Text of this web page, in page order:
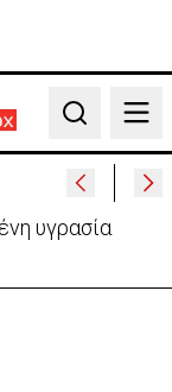
Search
κόντρα για